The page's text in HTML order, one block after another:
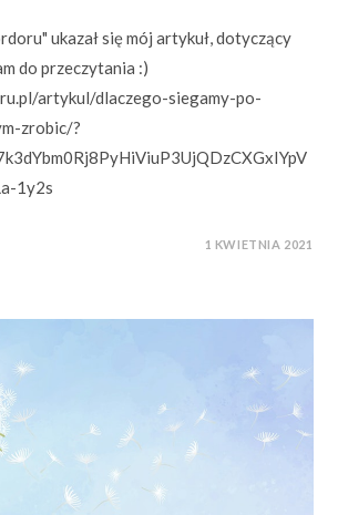
ukazał się mój artykuł, dotyczący
do przeczytania :)
artykul/dlaczego-siegamy-po-
zrobic/?
1y2s
1 KWIETNIA 2021